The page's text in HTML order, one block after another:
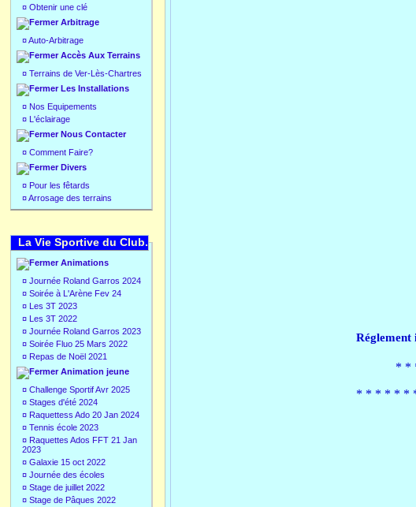
¤ Obtenir une clé
Arbitrage
¤Auto-Arbitrage
Accès Aux Terrains
¤ Terrains de Ver-Lès-Chartres
Les Installations
¤ Nos Equipements
¤ L'éclairage
Nous Contacter
¤ Comment Faire?
Divers
¤ Pour les fêtards
¤Arrosage des terrains
La Vie Sportive du Club.
Animations
¤ Journée Roland Garros 2024
¤ Soirée à L'Arène Fev 24
¤ Les 3T 2023
¤ Les 3T 2022
¤ Journée Roland Garros 2023
¤ Soirée Fluo 25 Mars 2022
¤ Repas de Noël 2021
Animation jeune
¤ Challenge Sportif Avr 2025
¤ Stages d'été 2024
¤ Raquettess Ado 20 Jan 2024
¤ Tennis école 2023
¤ Raquettes Ados FFT 21 Jan
2023
¤ Galaxie 15 oct 2022
¤ Journée des écoles
¤ Stage de juillet 2022
¤ Stage de Pâques 2022
*​ *
*​ * * *​ * *